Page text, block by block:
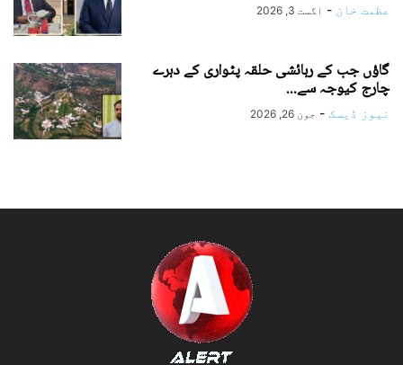
عظمت خان - اگست 3, 2026
گاؤں جب کے رہائشی حلقہ پٹواری کے دہرے
چارج کیوجہ سے...
نیوز ڈیسک - جون 26, 2026